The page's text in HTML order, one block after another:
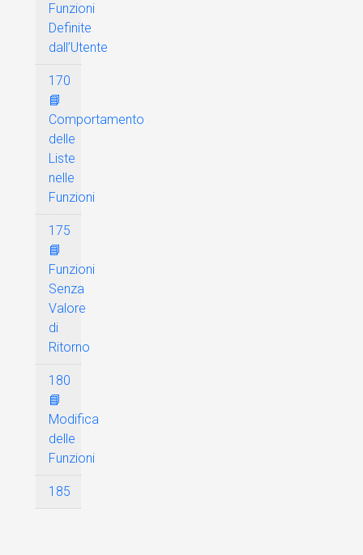
Funzioni
Definite
dall’Utente
170
📘
Comportamento
delle
Liste
nelle
Funzioni
175
📘
Funzioni
Senza
Valore
di
Ritorno
180
📘
Modifica
delle
Funzioni
185